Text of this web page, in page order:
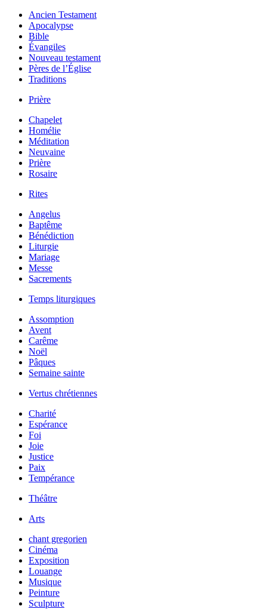
Ancien Testament
Apocalypse
Bible
Évangiles
Nouveau testament
Pères de l’Église
Traditions
Prière
Chapelet
Homélie
Méditation
Neuvaine
Prière
Rosaire
Rites
Angelus
Baptême
Bénédiction
Liturgie
Mariage
Messe
Sacrements
Temps liturgiques
Assomption
Avent
Carême
Noël
Pâques
Semaine sainte
Vertus chrétiennes
Charité
Espérance
Foi
Joie
Justice
Paix
Tempérance
Théâtre
Arts
chant gregorien
Cinéma
Exposition
Louange
Musique
Peinture
Sculpture